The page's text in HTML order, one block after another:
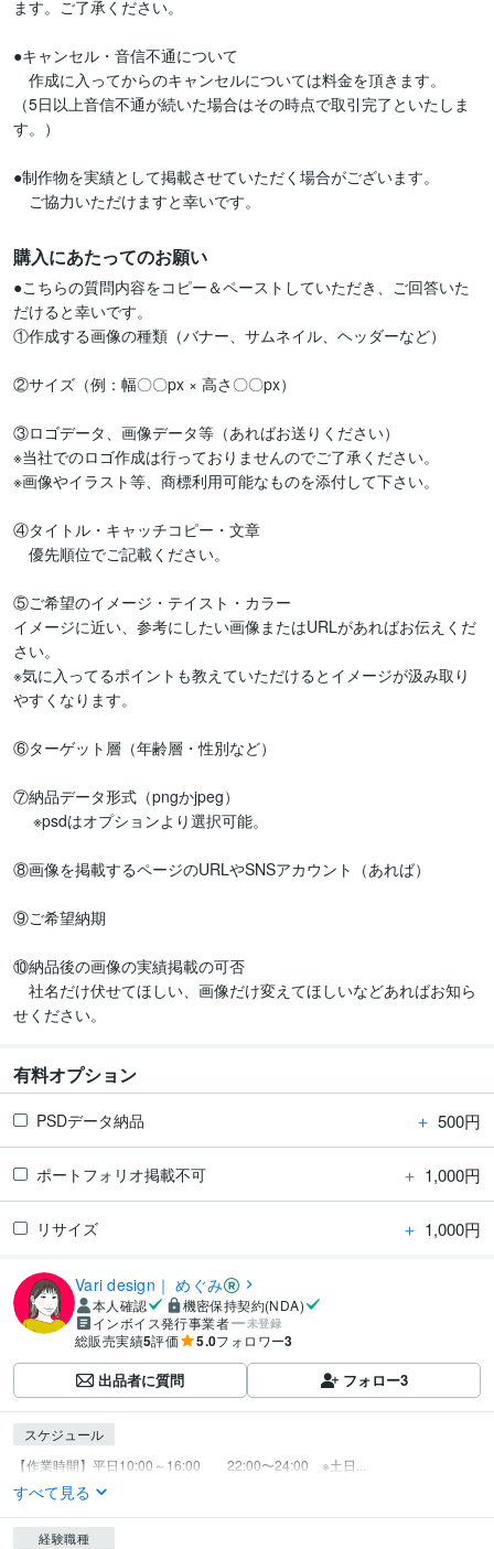
ます。ご了承ください。
●キャンセル・音信不通について
作成に入ってからのキャンセルについては料金を頂きます。
（5日以上音信不通が続いた場合はその時点で取引完了といたしま
す。）
●制作物を実績として掲載させていただく場合がございます。
ご協力いただけますと幸いです。
購入にあたってのお願い
●こちらの質問内容をコピー＆ペーストしていただき、ご回答いた
だけると幸いです。
①作成する画像の種類（バナー、サムネイル、ヘッダーなど）
②サイズ（例：幅〇〇px × 高さ〇〇px）
③ロゴデータ、画像データ等（あればお送りください）
※当社でのロゴ作成は行っておりませんのでご了承ください。
※画像やイラスト等、商標利用可能なものを添付して下さい。
④タイトル・キャッチコピー・文章
優先順位でご記載ください。
⑤ご希望のイメージ・テイスト・カラー
イメージに近い、参考にしたい画像またはURLがあればお伝えくだ
さい。
※気に入ってるポイントも教えていただけるとイメージが汲み取り
やすくなります。
⑥ターゲット層（年齢層・性別など）
⑦納品データ形式（pngかjpeg）
※psdはオプションより選択可能。
⑧画像を掲載するページのURLやSNSアカウント（あれば）
⑨ご希望納期
⑩納品後の画像の実績掲載の可否
社名だけ伏せてほしい、画像だけ変えてほしいなどあればお知ら
せください。
有料オプション
PSDデータ納品 ＋ 500円
ポートフォリオ掲載不可 ＋ 1,000円
リサイズ ＋ 1,000円
Vari design｜ めぐみ
本人確認
機密保持契約(NDA)
インボイス発行事業者
未登録
総販売実績5評価 5.0フォロワー3
出品者に質問 フォロー3
スケジュール
【作業時間】平日10:00～16:00　　22:00〜24:00　※土日...
すべて見る
経験職種